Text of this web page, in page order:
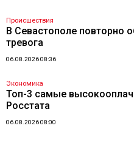
Происшествия
В Севастополе повторно
тревога
06.08.2026 08:36
Экономика
Топ-3 самые
Росстата
06.08.2026 08:00